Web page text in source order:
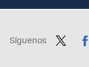
Síguenos